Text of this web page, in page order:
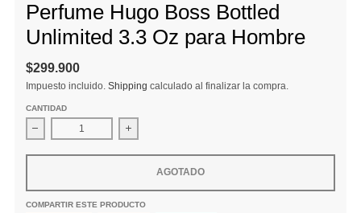
Perfume Hugo Boss Bottled
Unlimited 3.3 Oz para Hombre
$299.900
Impuesto incluido. Shipping calculado al finalizar la compra.
CANTIDAD
Disminuir cantidad para Perfume Hugo Boss Bottled Unlimited
Aumentar la cantidad para Perfume Hugo
AGOTADO
COMPARTIR ESTE PRODUCTO